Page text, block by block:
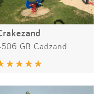
GB Cadzand